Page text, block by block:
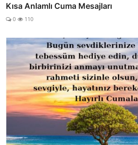
Kısa Anlamlı Cuma Mesajları
0 110